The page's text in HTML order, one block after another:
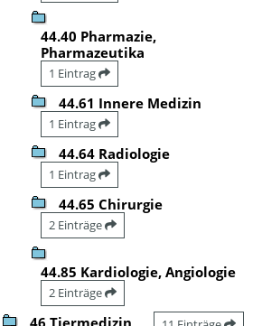
44.40 Pharmazie,
Pharmazeutika
1 Eintrag
44.61 Innere Medizin
1 Eintrag
44.64 Radiologie
1 Eintrag
44.65 Chirurgie
2 Einträge
44.85 Kardiologie, Angiologie
2 Einträge
46 Tiermedizin